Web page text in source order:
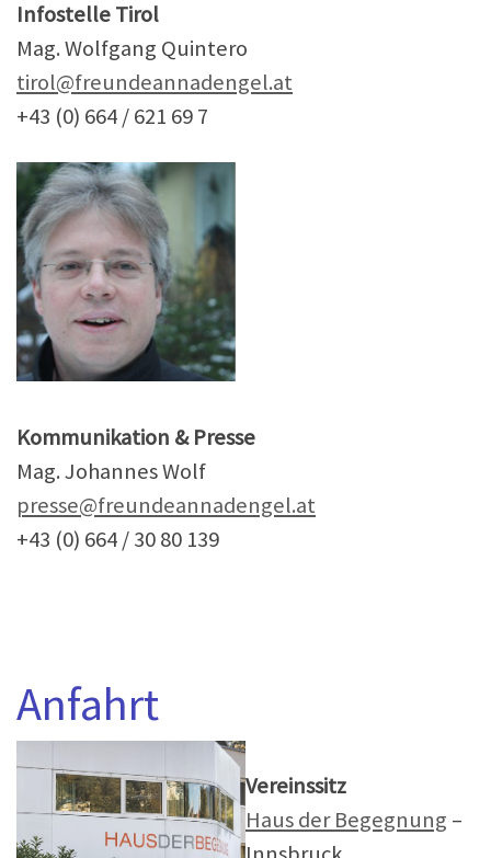
Infostelle Tirol
Mag. Wolfgang Quintero
tirol@freundeannadengel.at
+43 (0) 664 / 621 69 7
Kommunikation & Presse
Mag. Johannes Wolf
presse@freundeannadengel.at
+43 (0) 664 / 30 80 139
Anfahrt
Vereinssitz
Haus der Begegnung –